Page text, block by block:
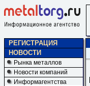
РЕГИСТРАЦИЯ
НОВОСТИ
Рынка металлов
Новости компаний
Информагентства